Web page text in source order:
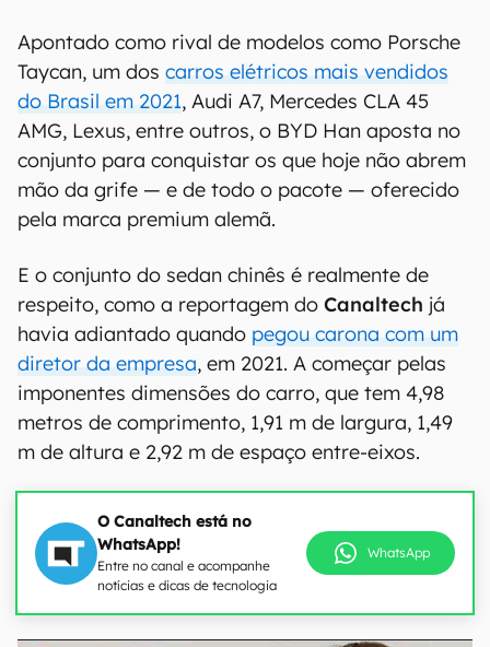
Apontado como rival de modelos como Porsche
Taycan, um dos carros elétricos mais vendidos
do Brasil em 2021, Audi A7, Mercedes CLA 45
AMG, Lexus, entre outros, o BYD Han aposta no
conjunto para conquistar os que hoje não abrem
mão da grife — e de todo o pacote — oferecido
pela marca premium alemã.
E o conjunto do sedan chinês é realmente de
respeito, como a reportagem do Canaltech já
havia adiantado quando pegou carona com um
diretor da empresa, em 2021. A começar pelas
imponentes dimensões do carro, que tem 4,98
metros de comprimento, 1,91 m de largura, 1,49
m de altura e 2,92 m de espaço entre-eixos.
O Canaltech está no
WhatsApp!
Entre no canal e acompanhe
notícias e dicas de tecnologia
WhatsApp